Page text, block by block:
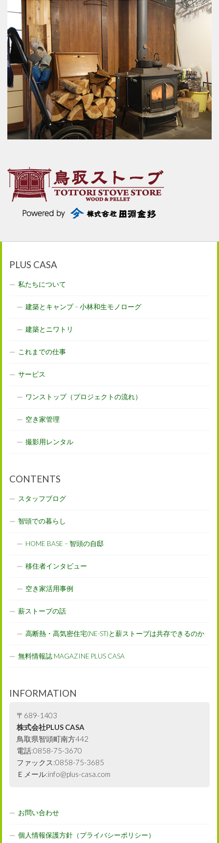
PLUS CASA
私たちについて
建築とキャンプ – 小林和生モノローグ
建築とニワトリ
これまでの仕事
サービス
ワンストップ（プロジェクトの流れ）
空き家管理
撮影用レンタル
CONTENTS
スタッフブログ
智頭での暮らし
HOME BASE – 智頭の自邸
移住者インタビュー
空き家活用事例
薪ストーブの話
高断熱・高気密住宅(NE-ST)と薪ストーブは共存できるのか
無料情報誌 MAGAZINE PLUS CASA
INFORMATION
〒689-1403
株式会社PLUS CASA
鳥取県智頭町南方442
電話:0858-75-3670
ファックス:0858-75-3685
Ｅメール:info@plus-casa.com
お問い合わせ
個人情報保護方針（プライバシーポリシー）